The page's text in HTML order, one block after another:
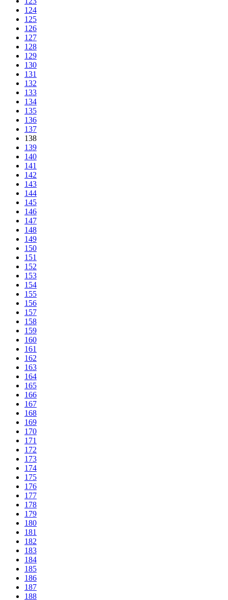
124
125
126
127
128
129
130
131
132
133
134
135
136
137
138
139
140
141
142
143
144
145
146
147
148
149
150
151
152
153
154
155
156
157
158
159
160
161
162
163
164
165
166
167
168
169
170
171
172
173
174
175
176
177
178
179
180
181
182
183
184
185
186
187
188